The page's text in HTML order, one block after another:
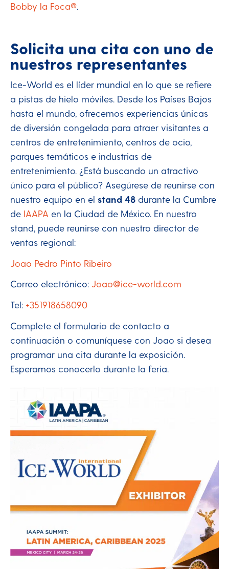
Bobby la Foca®
Solicita una cita con uno de
nuestros representantes
Ice-World es el líder mundial en lo que se refiere
a pistas de hielo móviles. Desde los Países Bajos
hasta el mundo, ofrecemos experiencias únicas
de diversión congelada para atraer visitantes a
centros de entretenimiento, centros de ocio,
parques temáticos e industrias de
entretenimiento. ¿Está buscando un atractivo
único para el público? Asegúrese de reunirse con
nuestro equipo en el stand 48 durante la Cumbre
de IAAPA en la Ciudad de México. En nuestro
stand, puede reunirse con nuestro director de
ventas regional:
Joao Pedro Pinto Ribeiro
Correo electrónico: Joao@ice-world.com
Tel: +351918658090
Complete el formulario de contacto a
continuación o comuníquese con Joao si desea
programar una cita durante la exposición.
Esperamos conocerlo durante la feria.